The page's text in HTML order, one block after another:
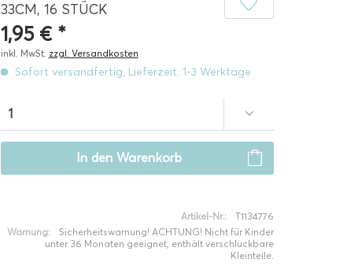
33CM, 16 STÜCK
1,95 € *
inkl. MwSt. zzgl. Versandkosten
Sofort versandfertig, Lieferzeit: 1-3 Werktage
In den Warenkorb
Artikel-Nr.:
T1134776
Warnung:
Sicherheitswarnung! ACHTUNG! Nicht für Kinder
unter 36 Monaten geeignet, enthält verschluckbare
Kleinteile.